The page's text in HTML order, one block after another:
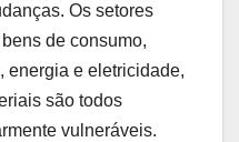
Os setores
de consumo,
energia e eletricidade,
são todos
vulneráveis.